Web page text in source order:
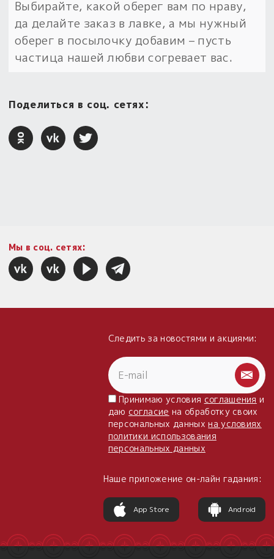
Пыльный сундучок
большое обновление
Товары со скидкой
Безоплатная доставка
Выбирайте, какой оберег вам по нраву,
да делайте заказ в лавке, а мы нужный
оберег в посылочку добавим – пусть
частица нашей любви согревает вас.
Поделиться в соц. сетях:
Мы в соц. сетях:
Следить за новостями и акциями:
Принимаю условия соглашения и
даю согласие на обработку своих
персональных данныхна условиях
политики использования
персональных данных
Наше приложение он-лайн гадания:
App Store Android